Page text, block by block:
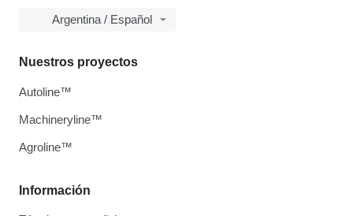
Argentina / Español
Información
Nuestros proyectos
Autoline™
Machineryline™
Agroline™